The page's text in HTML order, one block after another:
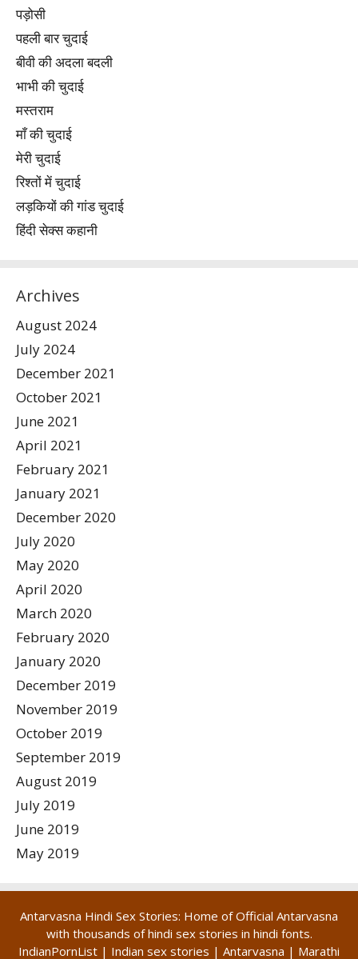
पड़ोसी
पहली बार चुदाई
बीवी की अदला बदली
भाभी की चुदाई
मस्तराम
माँ की चुदाई
मेरी चुदाई
रिश्तों में चुदाई
लड़कियों की गांड चुदाई
हिंदी सेक्स कहानी
Archives
August 2024
July 2024
December 2021
October 2021
June 2021
April 2021
February 2021
January 2021
December 2020
July 2020
May 2020
April 2020
March 2020
February 2020
January 2020
December 2019
November 2019
October 2019
September 2019
August 2019
July 2019
June 2019
May 2019
Antarvasna Hindi Sex Stories: Home of Official Antarvasna
with thousands of hindi sex stories in hindi fonts.
IndianPornList | Indian sex stories | Antarvasna | Marathi